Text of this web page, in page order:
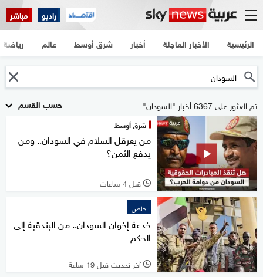
راديو مباشر
الرئيسية الأخبار العاجلة أخبار شرق أوسط عالم رياضة
حسب القسم تم العثور على 6367 أخبار "السودان"
شرق أوسط
من يعرقل السلام في السودان.. ومن
يدفع الثمن؟
l قبل 4 ساعات
خاص
خدعة إخوان السودان.. من البندقية إلى
الحكم
l آخر تحديث قبل 19 ساعة